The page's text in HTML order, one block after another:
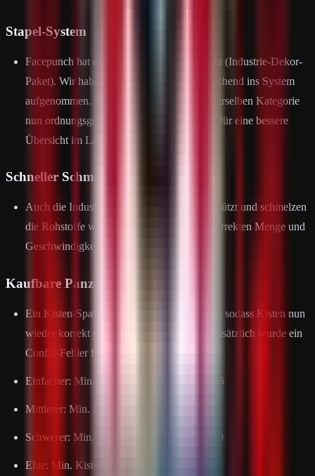
Stapel-System
Facepunch hat ein neues DLC veröffentlicht (Industrie-Dekor-
Paket). Wir haben die neuen Boxen entsprechend ins System
aufgenommen. Zusätzlich können Boxen derselben Kategorie
nun ordnungsgemäß gestapelt werden, was für eine bessere
Übersicht im Lager sorgt.
Schneller Schmelzen
Auch die Industrie-Öfen werden nun unterstützt und schmelzen
die Rohstoffe wieder wie gewohnt in der korrekten Menge und
Geschwindigkeit.
Kaufbare Panzer
Ein Kisten-Spawn-Problem wurde behoben, sodass Kisten nun
wieder korrekt und zuverlässig spawnen. Zusätzlich wurde ein
Config-Fehler für Schaden behoben.
Einfacher: Min. Kisten = 3 | Max. Kisten = 5
Mittlerer: Min. Kisten = 5 | Max. Kisten = 7
Schwerer: Min. Kisten = 7 | Max. Kisten = 9
Elite: Min. Kisten = 9 | Max. Kisten = 11